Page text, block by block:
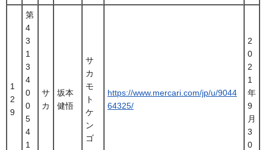
1
2
9
第
4
3
1
3
4
0
0
5
4
1
サ
カ
坂本
健悟
サ
カ
モ
ト
ケ
ン
ゴ
https://www.mercari.com/jp/u/9044
64325/
2
0
2
1
年
9
月
3
0